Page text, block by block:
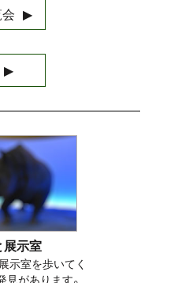
▶︎
▶︎
示室
示室を歩いてく
見があります。